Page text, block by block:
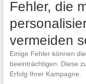
Fehler, die
vermeiden
Einige Fehler können
beeinträchtigen. Diese
Erfolg Ihrer Kampagne.